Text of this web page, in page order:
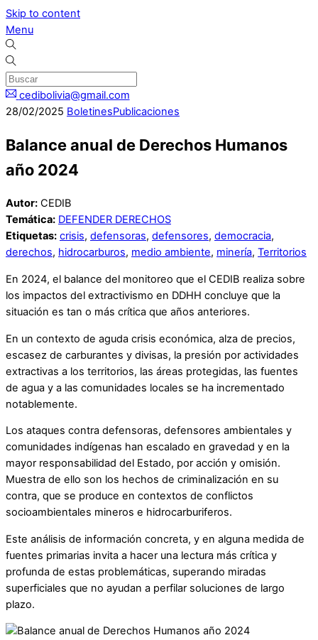
Skip to content
Menu
cedibolivia@gmail.com
28/02/2025 BoletinesPublicaciones
Balance anual de Derechos Humanos
año 2024
Autor: CEDIB
Temática: DEFENDER DERECHOS
Etiquetas: crisis, defensoras, defensores, democracia,
derechos, hidrocarburos, medio ambiente, minería, Territorios
En 2024, el balance del monitoreo que el CEDIB realiza sobre
los impactos del extractivismo en DDHH concluye que la
situación es tan o más crítica que años anteriores.
En un contexto de aguda crisis económica, alza de precios,
escasez de carburantes y divisas, la presión por actividades
extractivas a los territorios, las áreas protegidas, las fuentes
de agua y a las comunidades locales se ha incrementado
notablemente.
Los ataques contra defensoras, defensores ambientales y
comunidades indígenas han escalado en gravedad y en la
mayor responsabilidad del Estado, por acción y omisión.
Muestra de ello son los hechos de criminalización en su
contra, que se produce en contextos de conflictos
socioambientales mineros e hidrocarburiferos.
Este análisis de información concreta, y en alguna medida de
fuentes primarias invita a hacer una lectura más crítica y
profunda de estas problemáticas, superando miradas
superficiales que no ayudan a perfilar soluciones de largo
plazo.